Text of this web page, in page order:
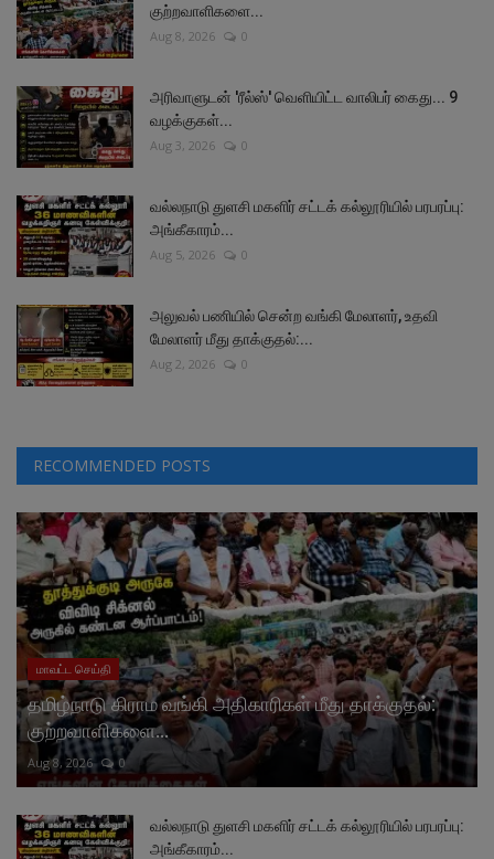
குற்றவாளிகளை...
Aug 8, 2026 0
அரிவாளுடன் 'ரீல்ஸ்' வெளியிட்ட வாலிபர் கைது... 9
வழக்குகள்...
Aug 3, 2026 0
வல்லநாடு துளசி மகளிர் சட்டக் கல்லூரியில் பரபரப்பு:
அங்கீகாரம்...
Aug 5, 2026 0
அலுவல் பணியில் சென்ற வங்கி மேலாளர், உதவி
மேலாளர் மீது தாக்குதல்:...
Aug 2, 2026 0
RECOMMENDED POSTS
மாவட்ட செய்தி
தமிழ்நாடு கிராம வங்கி அதிகாரிகள் மீது தாக்குதல்:
குற்றவாளிகளை...
Aug 8, 2026 0
வல்லநாடு துளசி மகளிர் சட்டக் கல்லூரியில் பரபரப்பு:
அங்கீகாரம்...